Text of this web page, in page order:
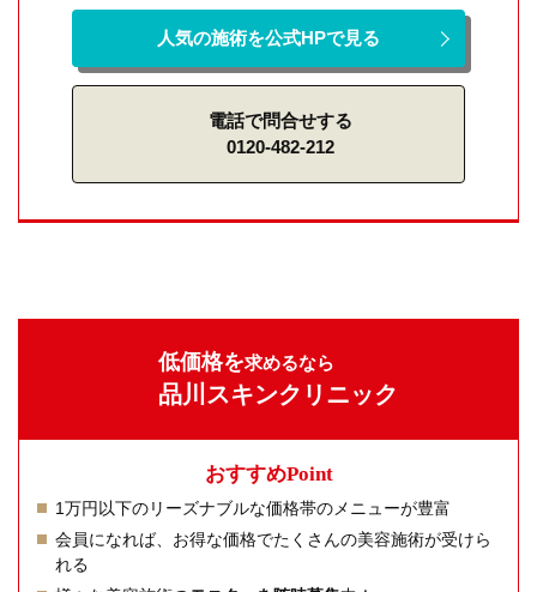
人気の施術を公式HPで見る
電話で問合せする
0120-482-212
低価格を求めるなら
品川スキンクリニック
おすすめPoint
1万円以下のリーズナブルな価格帯のメニューが豊富
会員になれば、お得な価格でたくさんの美容施術が受けら
れる